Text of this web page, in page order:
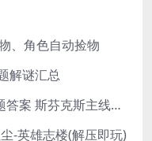
、角色自动捡物
解谜汇总
刺客信条奥德赛唤醒神话谜题答案 斯芬克斯主线攻略
-英雄志楼(解压即玩)